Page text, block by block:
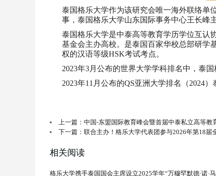
泰国格乐大学作为该研究会唯一海外联络单
事，泰国格乐大学山东国际事务中心王长峰
泰国格乐大学是中泰高等教育学历学位互认
基金会主办高校。是泰国百家华校总部研学
权的汉语等级HSK考试考点。
2023年3月公布的世界大学学科排名中，泰
2023年11月公布的QS亚洲大学排名（2024
上一篇：中国-东盟国际教育峰会暨首届中泰私立高等
下一篇：联合主办！格乐大学代表团参与2026年第18届
相关阅读
格乐大学携手泰国国会主席设立2025学年“万穆罕默德·诺·